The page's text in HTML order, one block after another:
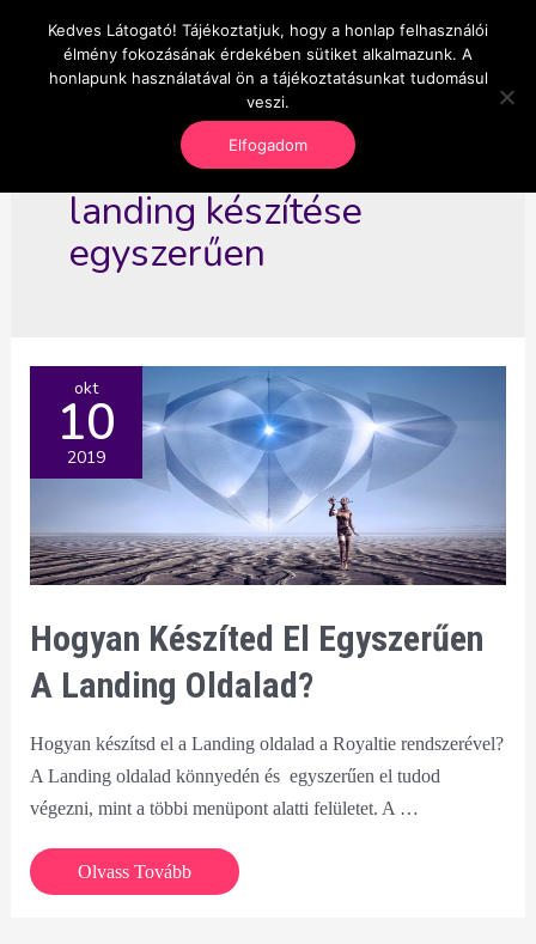
content
OnlineSeedsMan
Üzlet és szabadság
Main
landing készítése
egyszerűen
okt
10
2019
Hogyan Készíted El Egyszerűen
A Landing Oldalad?
Hogyan készítsd el a Landing oldalad a Royaltie rendszerével?
A Landing oldalad könnyedén és egyszerűen el tudod
végezni, mint a többi menüpont alatti felületet. A …
Hogyan
Olvass Tovább
Kedves Látogató! Tájékoztatjuk, hogy a honlap felhasználói
élmény fokozásának érdekében sütiket alkalmazunk. A
honlapunk használatával ön a tájékoztatásunkat tudomásul
veszi.
Elfogadom